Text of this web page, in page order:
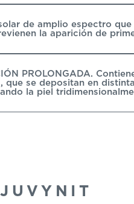
de amplio espectro
la aparición de
PROLONGADA.
que se depositan en
la piel